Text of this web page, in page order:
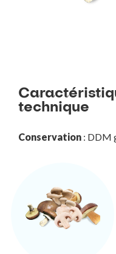
technique
Conservation : DDM